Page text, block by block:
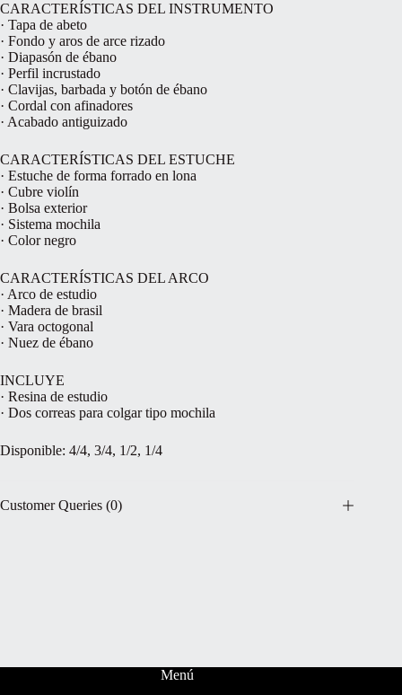
CARACTERÍSTICAS DEL INSTRUMENTO
· Tapa de abeto
· Fondo y aros de arce rizado
· Diapasón de ébano
· Perfil incrustado
· Clavijas, barbada y botón de ébano
· Cordal con afinadores
· Acabado antiguizado
CARACTERÍSTICAS DEL ESTUCHE
· Estuche de forma forrado en lona
· Cubre violín
· Bolsa exterior
· Sistema mochila
· Color negro
CARACTERÍSTICAS DEL ARCO
· Arco de estudio
· Madera de brasil
· Vara octogonal
· Nuez de ébano
INCLUYE
· Resina de estudio
· Dos correas para colgar tipo mochila
Disponible: 4/4, 3/4, 1/2, 1/4
Customer Queries (0)
Menú